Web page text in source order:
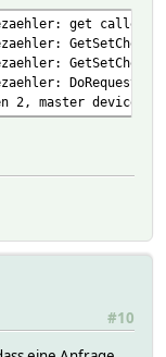
len 2
1
type unsigned long
unpack f>
get called
DoRequest
master device
#10